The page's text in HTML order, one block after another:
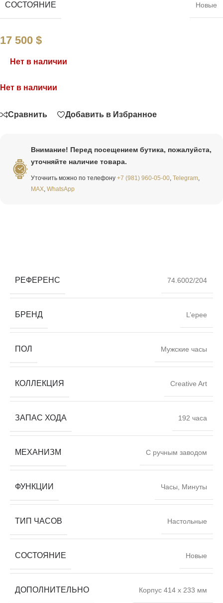
СОСТОЯНИЕ Новые
17 500 $
Нет в наличии
Нет в наличии
Сравнить Добавить в Избранное
Внимание! Перед посещением бутика, пожалуйста,
уточняйте наличие товара.
Уточнить можно по телефону +7 (981) 960-05-00 Telegram
MAX WhatsApp
РЕФЕРЕНС 74.6002/204
БРЕНД L’epee
ПОЛ Мужские часы
КОЛЛЕКЦИЯ Creative Art
ЗАПАС ХОДА 192 часа
МЕХАНИЗМ С ручным заводом
ФУНКЦИИ Часы, Минуты
ТИП ЧАСОВ Настольные
СОСТОЯНИЕ Новые
ДОПОЛНИТЕЛЬНО Корпус 414 х 233 мм